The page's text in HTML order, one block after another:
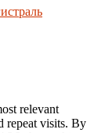
relevant
repeat visits. By